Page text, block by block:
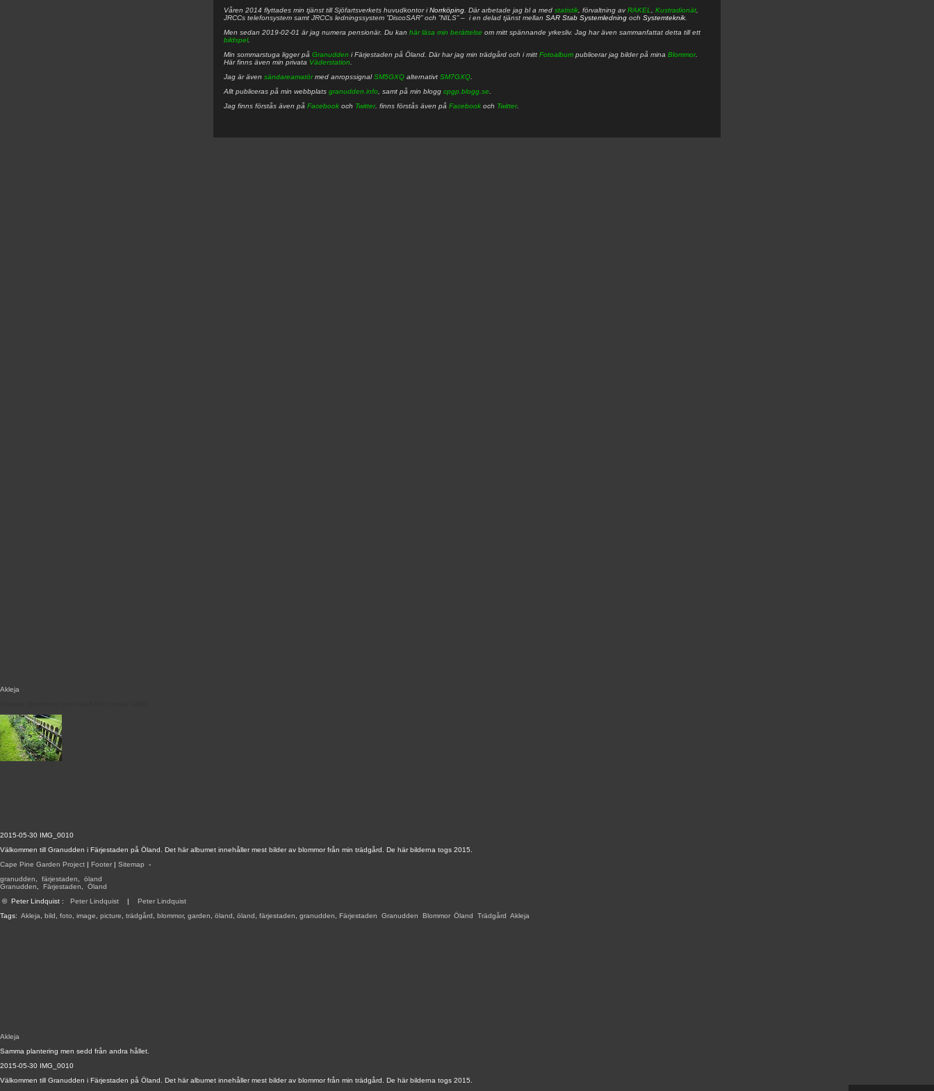
2015-05-30 IMG_0010
Välkommen till Granudden i Färjestaden på Öland. Det här albumet innehåller mest bilder av blommor från min trädgård. De här bilderna togs 2015.
Cape Pine Garden Project | Footer | Sitemap -
granudden
färjestaden
öland
Granudden
Färjestaden
Öland
© Peter Lindquist : Peter Lindquist | Peter Lindquist
Tags: Akleja bild foto image picture trädgård blommor, garden öland öland färjestaden granudden Färjestaden Granudden Blommor, Öland Trädgård Akleja
Akleja
Akleja
Samma plantering men sedd från andra hållet.
2015-05-30 IMG_0010
Välkommen till Granudden i Färjestaden på Öland. Det här albumet innehåller mest bilder av blommor från min trädgård. De här bilderna togs 2015.
Våren 2014 flyttades min tjänst till Sjöfartsverkets huvudkontor iNorrköping . Där arbetade jag bl a med statistik , förvaltning avRAKEL Kustradionät
JRCCs telefonsystem samt JRCCs ledningssystem ”DiscoSAR” och ”NILS” – i en delad tjänst mellan SAR Stab Systemledning och Systemteknik
Men sedan 2019-02-01 är jag numera pensionär. Du kan här läsa min berättelse om mitt spännande yrkesliv. Jag har även sammanfattat detta till ett
bildspel.
Min sommarstuga ligger på Granudden i Färjestaden på Öland. Där har jag min trädgård och i mitt Fotoalbum publicerar jag bilder på mina Blommor.
Här finns även min privata Väderstation
Jag är även sändareamatörmed anropssignalSM5GXQ alternativt SM7GXQ
Allt publiceras på min webbplats granudden.info , samt på min blogg cpgp.blogg.se
Jag finns förstås även på Facebook och Twitter. finns förstås även på Facebook och Twitter.